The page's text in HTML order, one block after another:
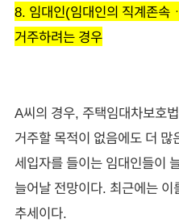
8. 임대인(임대인의 직계존속
거주하려는 경우
A씨의 경우, 주택임대차보호
거주할 목적이 없음에도 더
세입자를 들이는 임대인들이
늘어날 전망이다. 최근에는
추세이다.